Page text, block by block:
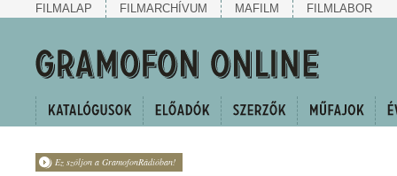
FILMALAP FILMARCHÍVUM MAFILM FILMLABOR
Ez szóljon a GramofonRádióban!